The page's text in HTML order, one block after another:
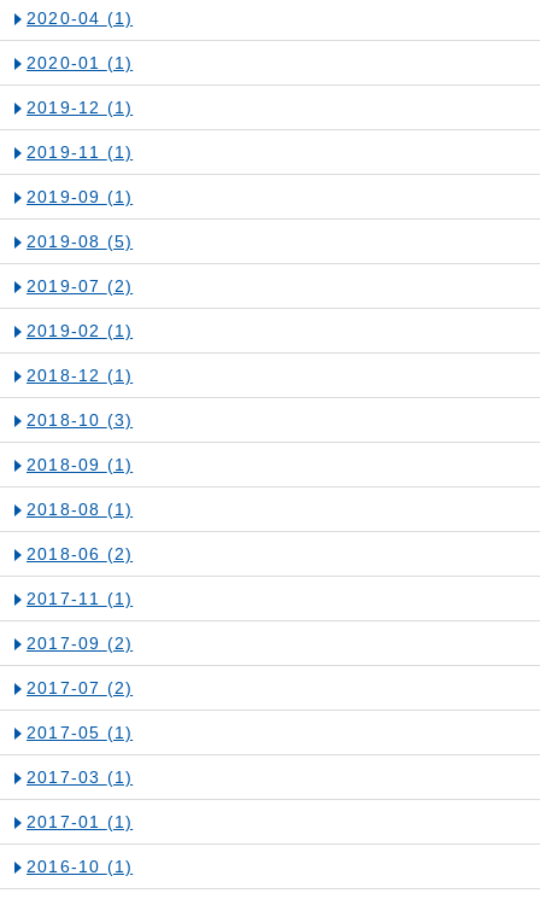
2020-04 (1)
2020-01 (1)
2019-12 (1)
2019-11 (1)
2019-09 (1)
2019-08 (5)
2019-07 (2)
2019-02 (1)
2018-12 (1)
2018-10 (3)
2018-09 (1)
2018-08 (1)
2018-06 (2)
2017-11 (1)
2017-09 (2)
2017-07 (2)
2017-05 (1)
2017-03 (1)
2017-01 (1)
2016-10 (1)